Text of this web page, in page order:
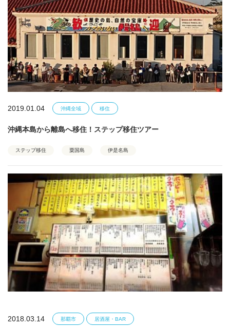
2019.01.04 沖縄全域 移住
沖縄本島から離島へ移住！ステップ移住ツアー
ステップ移住 粟国島 伊是名島
2018.03.14 那覇市 居酒屋・BAR